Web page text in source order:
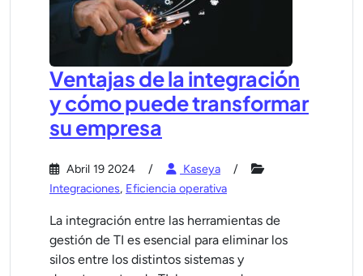
Ventajas de la integración
y cómo puede transformar
su empresa
Abril 19 2024
Kaseya
Integraciones, Eficiencia operativa
La integración entre las herramientas de
gestión de TI es esencial para eliminar los
silos entre los distintos sistemas y